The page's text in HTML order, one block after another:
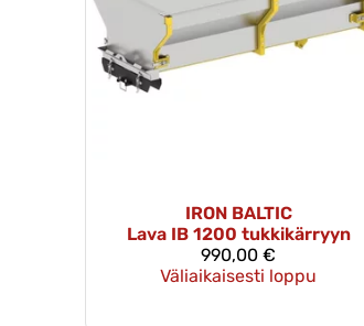
IRON BALTIC
Lava IB 1200 tukkikärryyn
990,00 €
Väliaikaisesti loppu